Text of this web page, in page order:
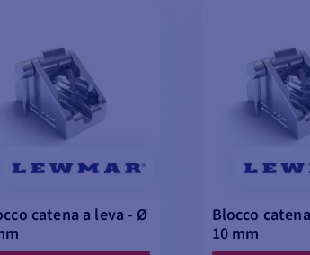
catena a leva - Ø
Blocco
10 mm